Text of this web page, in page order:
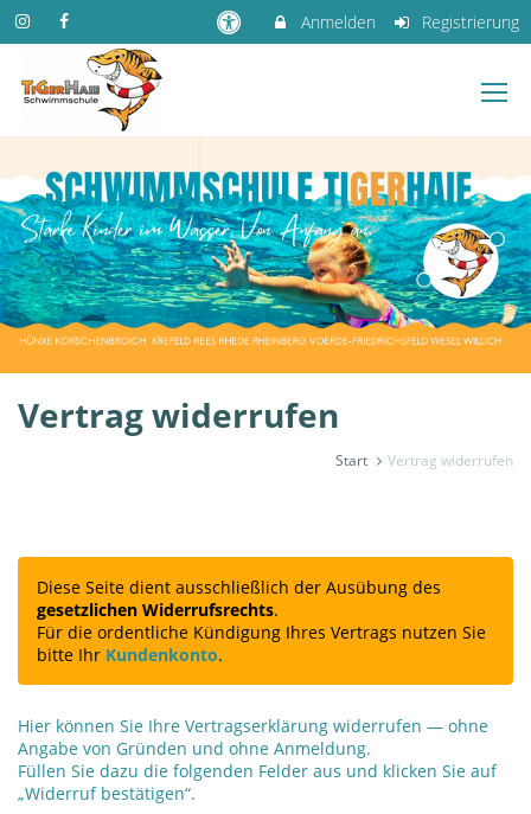
Anmelden Registrierung
Vertrag widerrufen
Start Vertrag widerrufen
Diese Seite dient ausschließlich der Ausübung des
gesetzlichen Widerrufsrechts.
Für die ordentliche Kündigung Ihres Vertrags nutzen Sie
bitte Ihr Kundenkonto.
Hier können Sie Ihre Vertragserklärung widerrufen — ohne
Angabe von Gründen und ohne Anmeldung.
Füllen Sie dazu die folgenden Felder aus und klicken Sie auf
„Widerruf bestätigen“.